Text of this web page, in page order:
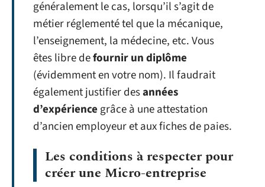
généralement le cas, lorsqu’il s’agit de
métier réglementé tel que la mécanique,
l’enseignement, la médecine, etc. Vous
êtes libre defournir un diplôme
(évidemment en votre nom). Il faudrait
également justifier desannées
d’expérience grâce à une attestation
d’ancien employeur et aux fiches de paies.
Les conditions à respecter pour
créer une Micro-entreprise